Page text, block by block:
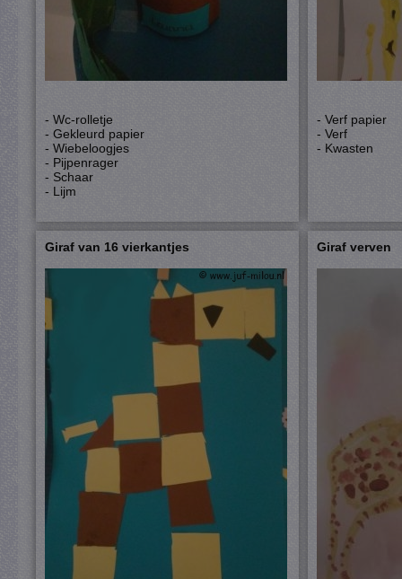
- Wc-rolletje
- Gekleurd papier
- Wiebeloogjes
- Pijpenrager
- Schaar
- Lijm
- Verf papier
- Verf
- Kwasten
Giraf van 16 vierkantjes Giraf verven